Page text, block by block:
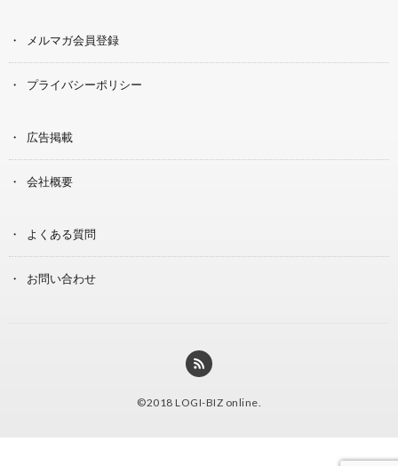
メルマガ会員登録
プライバシーポリシー
広告掲載
会社概要
よくある質問
お問い合わせ
©2018 LOGI-BIZ online